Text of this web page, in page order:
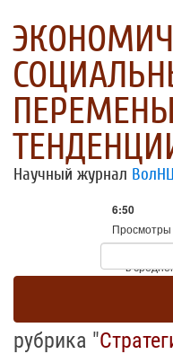
Научный журнал
6:50
Просмотры
Посетители
* - в
рубрика "